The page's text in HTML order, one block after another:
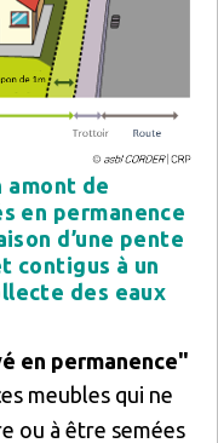
amont de
en permanence
d’une pente
contigus à un
des eaux
en permanence"
meubles qui ne
ou à être semées